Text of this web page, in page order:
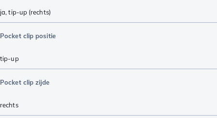
ja, tip-up (rechts)
Pocket clip positie
tip-up
Pocket clip zijde
rechts